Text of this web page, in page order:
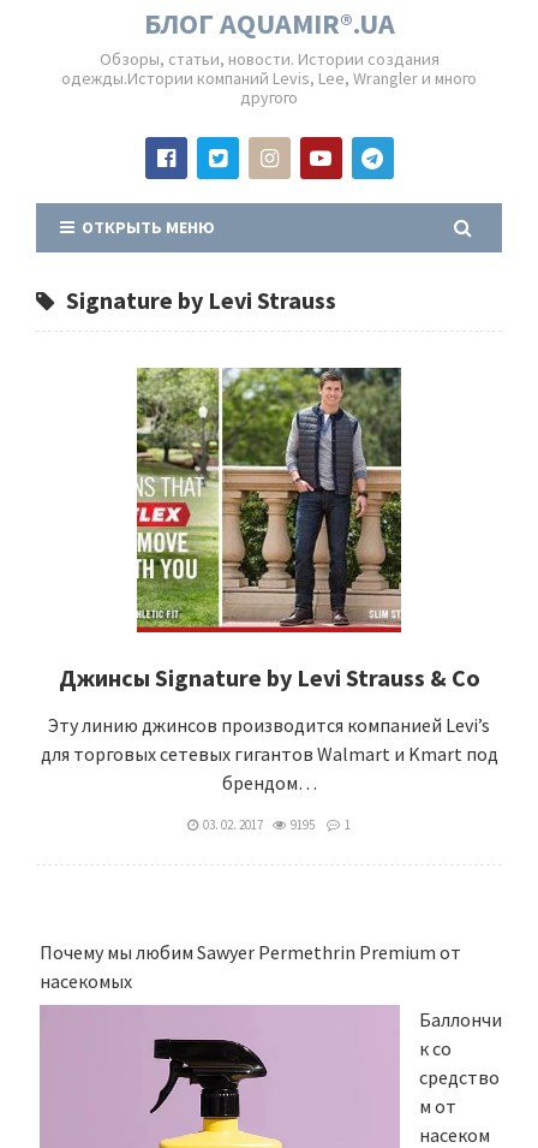
БЛОГ AQUAMIR®.UA
Обзоры, статьи, новости. Истории создания
одежды.Истории компаний Levis, Lee, Wrangler и много
другого
ОТКРЫТЬ МЕНЮ
Signature by Levi Strauss
Джинсы Signature by Levi Strauss & Co
Эту линию джинсов производится компанией Levi’s
для торговых сетевых гигантов Walmart и Kmart под
брендом…
03. 02. 2017 9195 1
Почему мы любим Sawyer Permethrin Premium от
насекомых
Баллончи
к со
средство
м от
насеком